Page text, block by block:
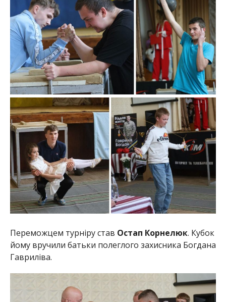
Переможцем турніру став Остап Корнелюк. Кубок
йому вручили батьки полеглого захисника Богдана
Гавриліва.